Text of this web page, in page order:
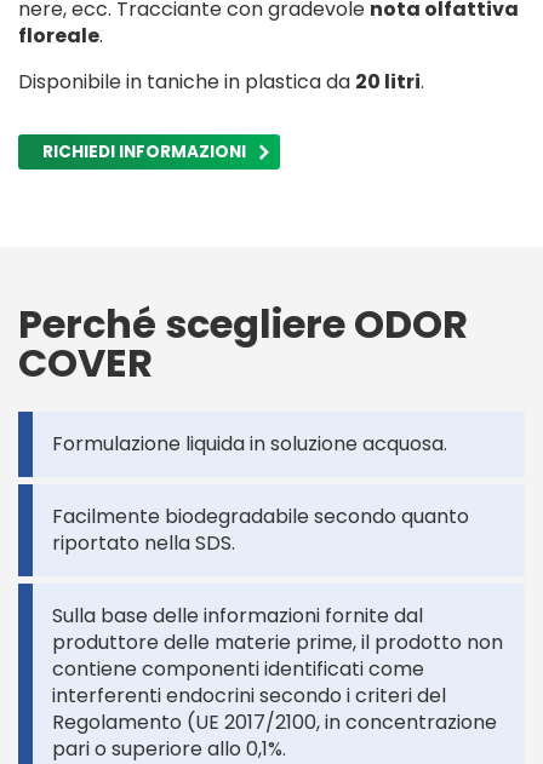
nere, ecc. Tracciante con gradevole nota olfattiva
floreale.
Disponibile in taniche in plastica da 20 litri.
RICHIEDI INFORMAZIONI
Perché scegliere ODOR
COVER
Formulazione liquida in soluzione acquosa.
Facilmente biodegradabile secondo quanto
riportato nella SDS.
Sulla base delle informazioni fornite dal
produttore delle materie prime, il prodotto non
contiene componenti identificati come
interferenti endocrini secondo i criteri del
Regolamento (UE 2017/2100, in concentrazione
pari o superiore allo 0,1%.